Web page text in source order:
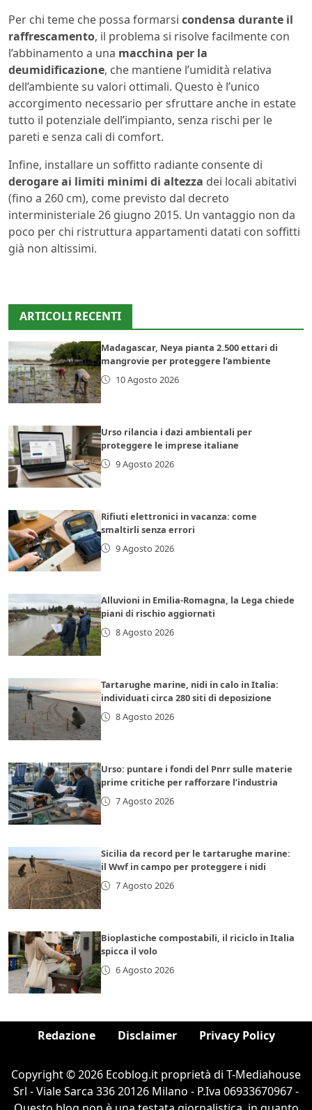
Per chi teme che possa formarsi condensa durante il
raffrescamento, il problema si risolve facilmente con
l’abbinamento a una macchina per la
deumidificazione, che mantiene l’umidità relativa
dell’ambiente su valori ottimali. Questo è l’unico
accorgimento necessario per sfruttare anche in estate
tutto il potenziale dell’impianto, senza rischi per le
pareti e senza cali di comfort.
Infine, installare un soffitto radiante consente di
derogare ai limiti minimi di altezza dei locali abitativi
(fino a 260 cm), come previsto dal decreto
interministeriale 26 giugno 2015. Un vantaggio non da
poco per chi ristruttura appartamenti datati con soffitti
già non altissimi.
ARTICOLI RECENTI
Madagascar, Neya pianta 2.500 ettari di
mangrovie per proteggere l’ambiente
10 Agosto 2026
Urso rilancia i dazi ambientali per
proteggere le imprese italiane
9 Agosto 2026
Rifiuti elettronici in vacanza: come
smaltirli senza errori
9 Agosto 2026
Alluvioni in Emilia-Romagna, la Lega chiede
piani di rischio aggiornati
8 Agosto 2026
Tartarughe marine, nidi in calo in Italia:
individuati circa 280 siti di deposizione
8 Agosto 2026
Urso: puntare i fondi del Pnrr sulle materie
prime critiche per rafforzare l’industria
7 Agosto 2026
Sicilia da record per le tartarughe marine:
il Wwf in campo per proteggere i nidi
7 Agosto 2026
Bioplastiche compostabili, il riciclo in Italia
spicca il volo
6 Agosto 2026
Redazione Disclaimer Privacy Policy
Copyright © 2026 Ecoblog.it proprietà di T-Mediahouse
Srl - Viale Sarca 336 20126 Milano - P.Iva 06933670967 -